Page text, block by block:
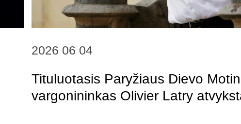
2026 06 04
Tituluotasis Paryžiaus Dievo
vargonininkas Olivier Latry